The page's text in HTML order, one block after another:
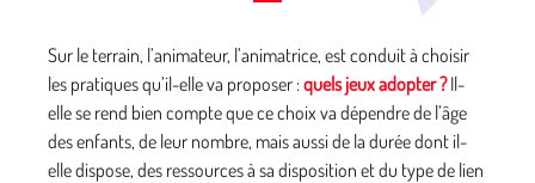
Sur le terrain, l’animateur, l’animatrice, est conduit à choisir
les pratiques qu’il-elle va proposer :quels jeux adopter ?Il-
elle se rend bien compte que ce choix va dépendre de l’âge
des enfants, de leur nombre, mais aussi de la durée dont il-
elle dispose, des ressources à sa disposition et du type de lien